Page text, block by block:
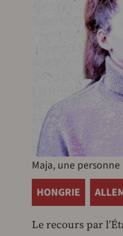
Maja, une
HONGRIE
Le recours par